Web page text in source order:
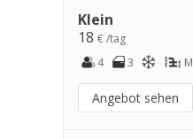
Klein
18 € /tag
4
3 M
Angebot sehen